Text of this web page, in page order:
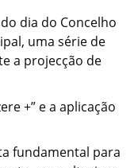
dia do Concelho
uma série de
a projecção de
+” e a aplicação
fundamental para